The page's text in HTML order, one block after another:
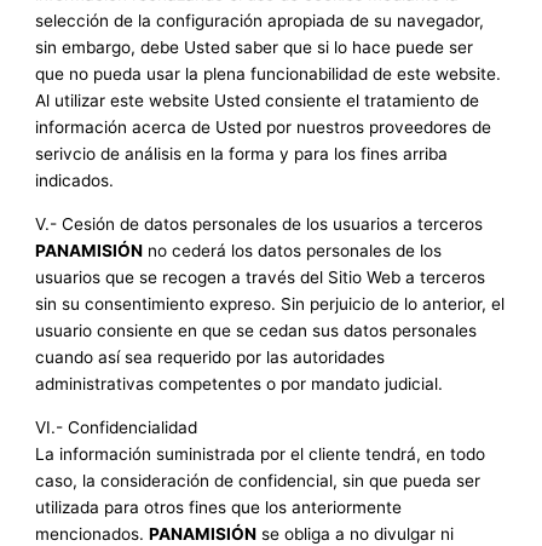
selección de la configuración apropiada de su navegador,
sin embargo, debe Usted saber que si lo hace puede ser
que no pueda usar la plena funcionabilidad de este website.
Al utilizar este website Usted consiente el tratamiento de
información acerca de Usted por nuestros proveedores de
serivcio de análisis en la forma y para los fines arriba
indicados.
V.- Cesión de datos personales de los usuarios a terceros
PANAMISIÓN no cederá los datos personales de los
usuarios que se recogen a través del Sitio Web a terceros
sin su consentimiento expreso. Sin perjuicio de lo anterior, el
usuario consiente en que se cedan sus datos personales
cuando así sea requerido por las autoridades
administrativas competentes o por mandato judicial.
VI.- Confidencialidad
La información suministrada por el cliente tendrá, en todo
caso, la consideración de confidencial, sin que pueda ser
utilizada para otros fines que los anteriormente
mencionados.PANAMISIÓN se obliga a no divulgar ni